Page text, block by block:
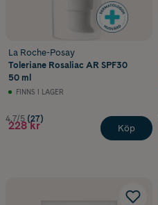
La Roche-Posay
Toleriane Rosaliac AR SPF30
50 ml
FINNS I LAGER
4.7/5 (27)
228 kr Köp